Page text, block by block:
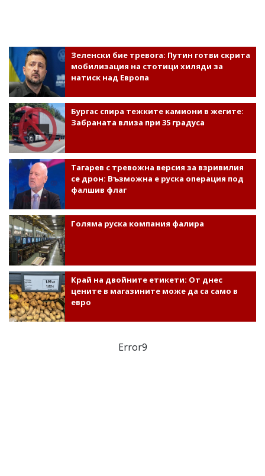
Зеленски бие тревога: Путин готви скрита
мобилизация на стотици хиляди за
натиск над Европа
Бургас спира тежките камиони в жегите:
Забраната влиза при 35 градуса
Тагарев с тревожна версия за взривилия
се дрон: Възможна е руска операция под
фалшив флаг
Голяма руска компания фалира
Край на двойните етикети: От днес
цените в магазините може да са само в
евро
Error9